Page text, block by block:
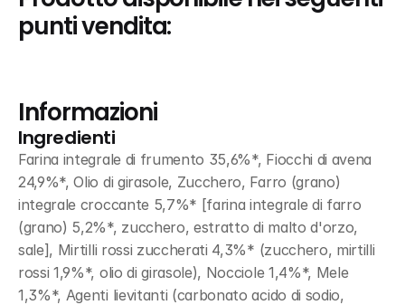
punti vendita:
Informazioni
Ingredienti
Farina integrale di frumento 35,6%*, Fiocchi di avena
24,9%*, Olio di girasole, Zucchero, Farro (grano)
integrale croccante 5,7%* [farina integrale di farro
(grano) 5,2%*, zucchero, estratto di malto d'orzo,
sale], Mirtilli rossi zuccherati 4,3%* (zucchero, mirtilli
rossi 1,9%*, olio di girasole), Nocciole 1,4%*, Mele
1,3%*, Agenti lievitanti (carbonato acido di sodio,